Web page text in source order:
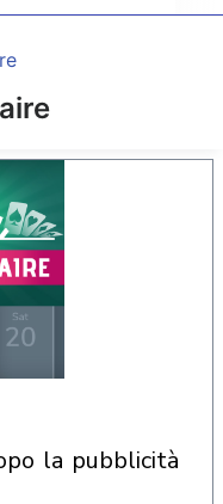
la pubblicità